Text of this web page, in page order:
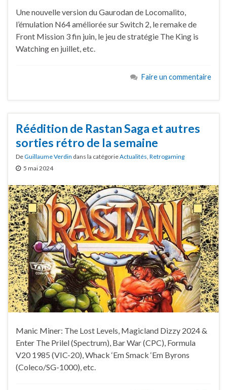
Une nouvelle version du Gaurodan de Locomalito,
l’émulation N64 améliorée sur Switch 2, le remake de
Front Mission 3 fin juin, le jeu de stratégie The King is
Watching en juillet, etc.
Faire un commentaire
Réédition de Rastan Saga et autres
sorties rétro de la semaine
DeGuillaume Verdin dans la catégorieActualités Retrogaming
5 mai 2024
Manic Miner: The Lost Levels, Magicland Dizzy 2024 &
Enter The Prilel (Spectrum), Bar War (CPC), Formula
V20 1985 (VIC-20), Whack ‘Em Smack ‘Em Byrons
(Coleco/SG-1000), etc.